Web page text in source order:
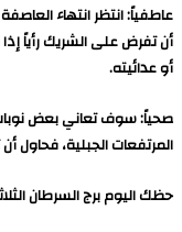
عاطفياً: انتظر انتهاء
أن تفرض على الشريك رأياً
أو عدائيته.
صحياً: سوف تعاني بعض
المرتفعات الجبلية، فحاول
حظك اليوم برج السرطان الثلاثاء 22-10-